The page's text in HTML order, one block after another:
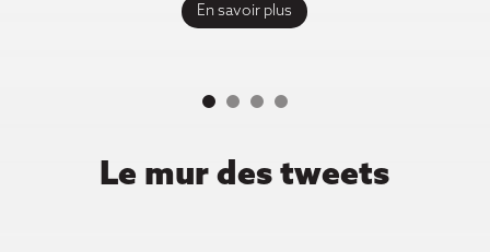
En savoir plus
Le mur des tweets